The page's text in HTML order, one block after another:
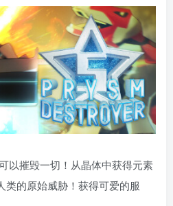
以摧毁一切！从晶体中获得元素
类的原始威胁！获得可爱的服